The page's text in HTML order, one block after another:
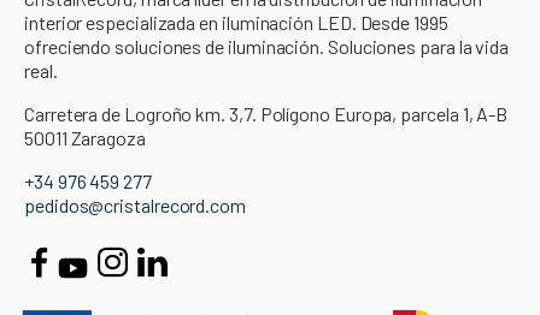
interior especializada en iluminación LED. Desde 1995
ofreciendo soluciones de iluminación. Soluciones para la vida
real.
Carretera de Logroño km. 3,7. Polígono Europa, parcela 1, A-B
50011 Zaragoza
+34 976 459 277
pedidos@cristalrecord.com